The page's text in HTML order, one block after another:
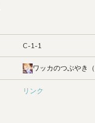
C-1-1
ワッカのつぶやき
リンク